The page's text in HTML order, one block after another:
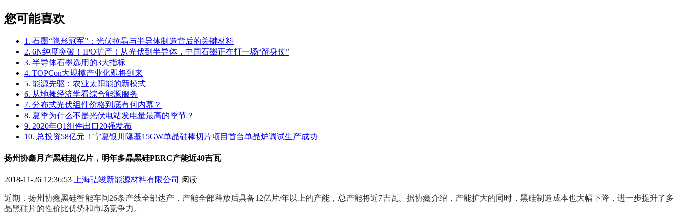
您可能喜欢
1. 石墨“隐形冠军”：光伏拉晶与半导体制造背后的关键材料
2. 6N纯度突破！IPO扩产！从光伏到半导体，中国石墨正在打一场“翻身仗”
3. 半导体石墨选用的3大指标
4. TOPCon大规模产业化即将到来
5. 能源先驱：农业太阳能的新模式
6. 从地摊经济学看综合能源服务
7. 分布式光伏组件价格到底有何内幕？
8. 夏季为什么不是光伏电站发电量最高的季节？
9. 2020年Q1组件出口20强发布
10. 总投资58亿元！宁夏银川隆基15GW单晶硅棒切片项目首台单晶炉调试生产成功
扬州协鑫月产黑硅超亿片，明年多晶黑硅PERC产能近40吉瓦
2018-11-26 12:36:53 上海弘竣新能源材料有限公司 阅读
近期，扬州协鑫黑硅智能车间26条产线全部达产，产能全部释放后具备12亿片/年以上的产能，总产能将近7吉瓦。据协鑫介绍，产能扩大的同时，黑硅制造成本也大幅下降，进一步提升了多
晶黑硅片的性价比优势和市场竞争力。